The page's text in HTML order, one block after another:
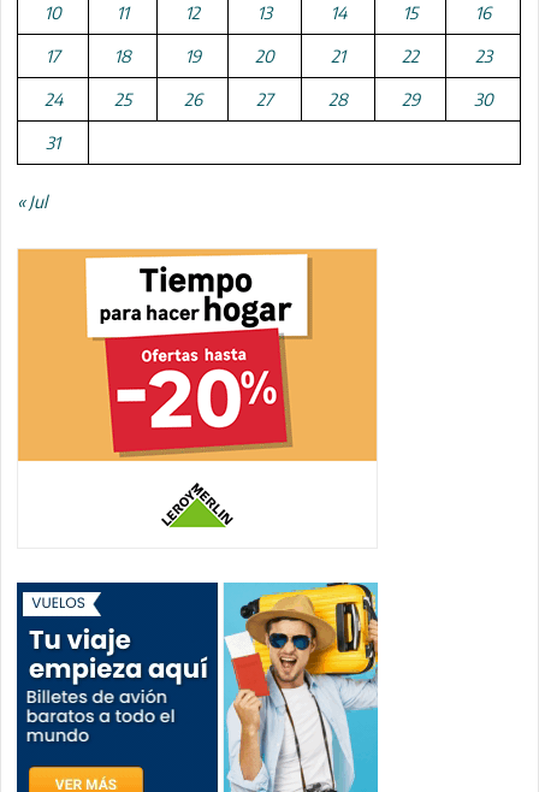
10 11 12 13 14 15 16
17 18 19 20 21 22 23
24 25 26 27 28 29 30
31
« Jul